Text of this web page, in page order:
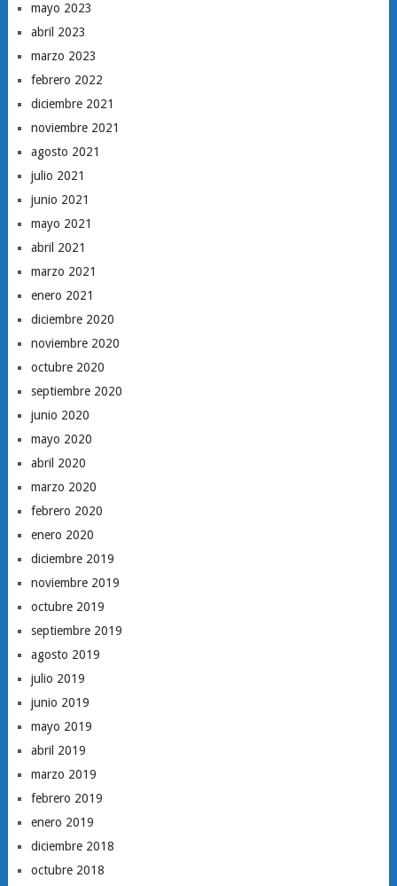
mayo 2023
abril 2023
marzo 2023
febrero 2022
diciembre 2021
noviembre 2021
agosto 2021
julio 2021
junio 2021
mayo 2021
abril 2021
marzo 2021
enero 2021
diciembre 2020
noviembre 2020
octubre 2020
septiembre 2020
junio 2020
mayo 2020
abril 2020
marzo 2020
febrero 2020
enero 2020
diciembre 2019
noviembre 2019
octubre 2019
septiembre 2019
agosto 2019
julio 2019
junio 2019
mayo 2019
abril 2019
marzo 2019
febrero 2019
enero 2019
diciembre 2018
octubre 2018